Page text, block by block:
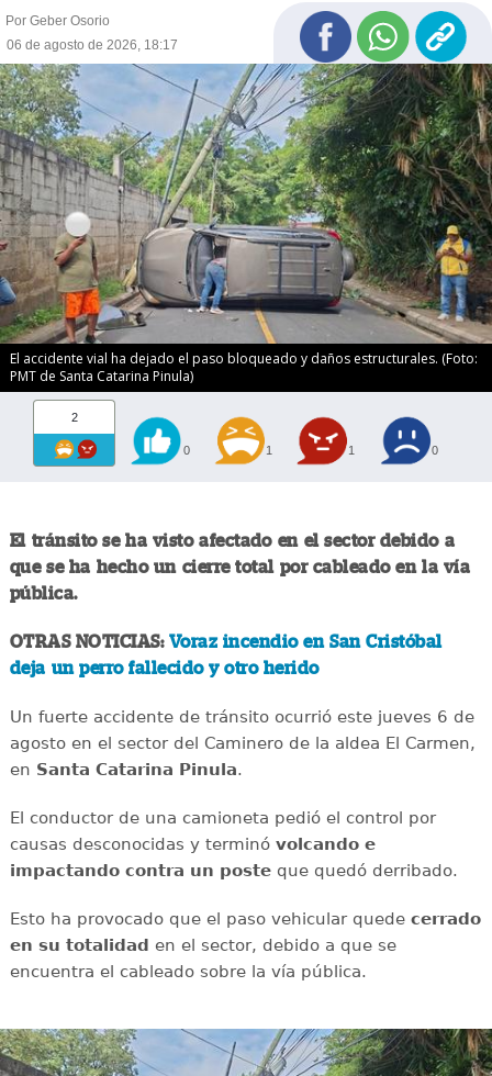
Por Geber Osorio
06 de agosto de 2026, 18:17
El accidente vial ha dejado el paso bloqueado y daños estructurales. (Foto:
PMT de Santa Catarina Pinula)
2
0 1 1 0
El tránsito se ha visto afectado en el sector debido a
que se ha hecho un cierre total por cableado en la vía
pública.
OTRAS NOTICIAS: Voraz incendio en San Cristóbal
deja un perro fallecido y otro herido
Un fuerte accidente de tránsito ocurrió este jueves 6 de
agosto en el sector del Caminero de la aldea El Carmen,
en Santa Catarina Pinula.
El conductor de una camioneta pedió el control por
causas desconocidas y terminó volcando e
impactando contra un posteque quedó derribado.
Esto ha provocado que el paso vehicular quede cerrado
en su totalidad en el sector, debido a que se
encuentra el cableado sobre la vía pública.